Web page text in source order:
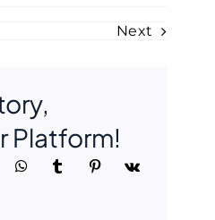
Next
Platform!